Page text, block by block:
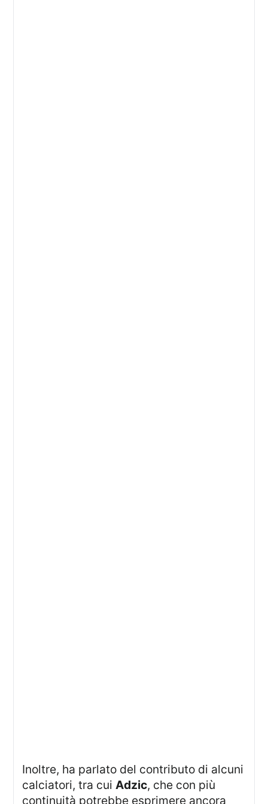
Inoltre, ha parlato del contributo di alcuni
calciatori, tra cuiAdzic, che con più
continuità potrebbe esprimere ancora